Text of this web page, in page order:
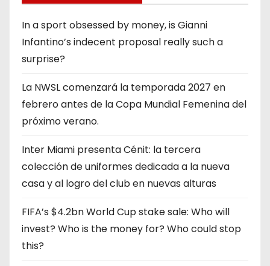
In a sport obsessed by money, is Gianni
Infantino’s indecent proposal really such a
surprise?
La NWSL comenzará la temporada 2027 en
febrero antes de la Copa Mundial Femenina del
próximo verano.
Inter Miami presenta Cénit: la tercera
colección de uniformes dedicada a la nueva
casa y al logro del club en nuevas alturas
FIFA’s $4.2bn World Cup stake sale: Who will
invest? Who is the money for? Who could stop
this?